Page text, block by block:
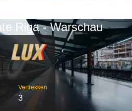
Riga - Warschau
Vertrekken
3